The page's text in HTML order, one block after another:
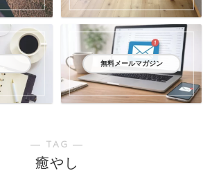
無料メールマガジン
― TAG ―
癒やし